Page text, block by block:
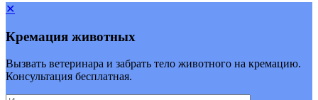
✕
Кремация животных
Вызвать ветеринара и забрать тело животного на кремацию.
Консультация бесплатная.